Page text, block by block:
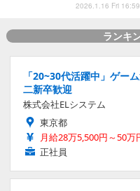
2026.1.16 Fri 16:59
ランキ
「20~30代活躍中」ゲー
二新卒歓迎
株式会社ELシステム
東京都
月給28万5,500円～50万
正社員